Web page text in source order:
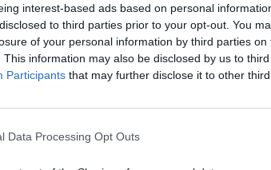
interest-based ads based on personal
to third parties prior to your opt-out. You
of your personal information by third parties on
This information may also be disclosed by us to
Participants that may further disclose it to other third
Data Processing Opt Outs